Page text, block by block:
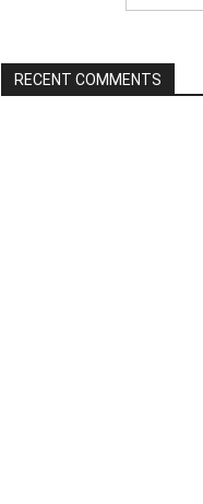
RECENT COMMENTS